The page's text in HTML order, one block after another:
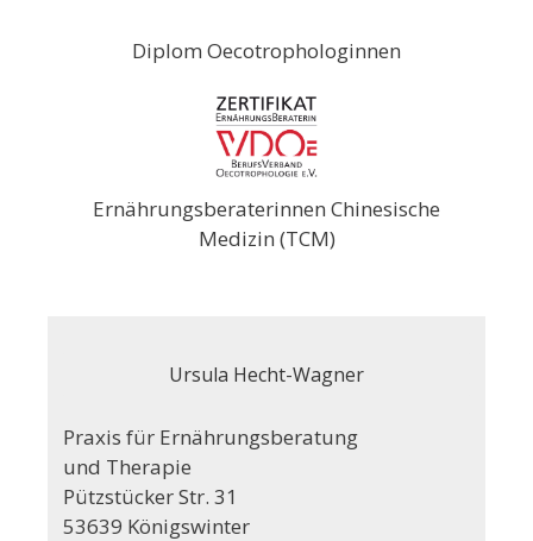
Diplom Oecotrophologinnen
Ernährungsberaterinnen Chinesische
Medizin (TCM)
Ursula Hecht-Wagner
Praxis für Ernährungsberatung
und Therapie
Pützstücker Str. 31
53639 Königswinter